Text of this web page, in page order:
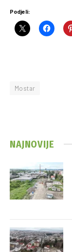
Podjeli:
Mostar
NAJNOVIJE